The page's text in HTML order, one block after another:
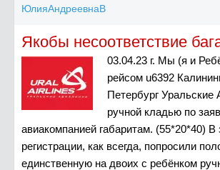
ЮлияАндреевнаВ
Якобы несоответствие
03.04.23 г. Мы (я и
рейсом u6392
Петербург Уральские
ручной кладью по
авиакомпанией габаритам. (55*20*40) В
регистрации, как всегда, попросили
единственную на двоих с ребёнком